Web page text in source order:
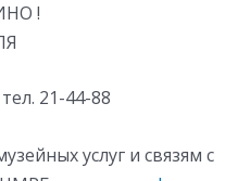
!
21-44-88
услуг и связям с